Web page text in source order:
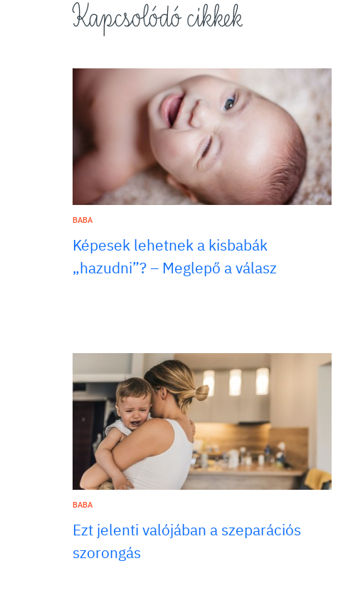
Kapcsolódó cikkek
BABA
Képesek lehetnek a kisbabák
„hazudni”? – Meglepő a válasz
BABA
Ezt jelenti valójában a szeparációs
szorongás